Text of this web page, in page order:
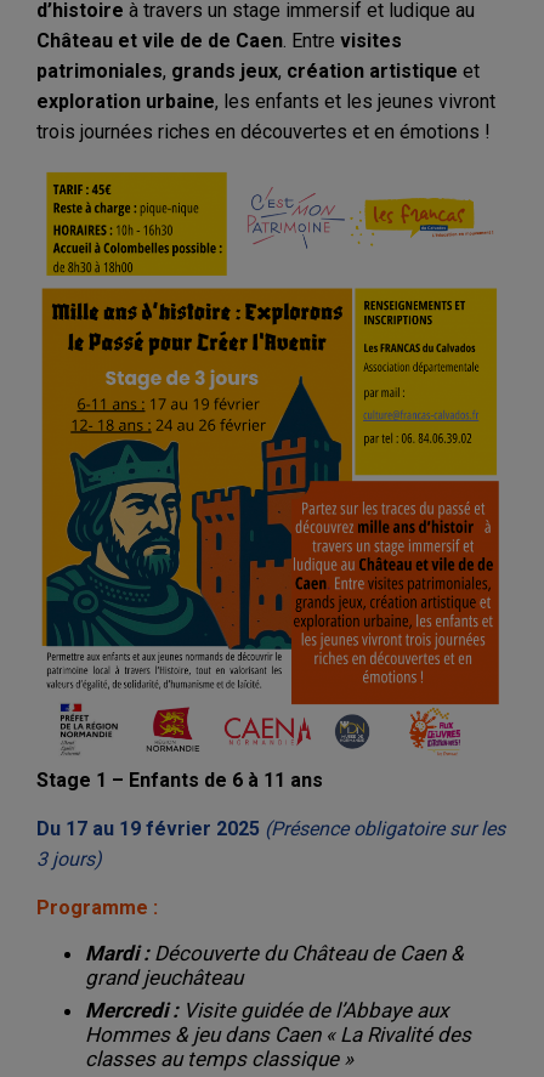
d’histoire à travers un stage immersif et ludique au
Château et vile de de Caen. Entre visites
patrimoniales, grands jeux, création artistique et
exploration urbaine, les enfants et les jeunes vivront
trois journées riches en découvertes et en émotions !
Stage 1 – Enfants de 6 à 11 ans
Du 17 au 19 février 2025 (Présence obligatoire sur les
3 jours)
Programme :
Mardi :Découverte du Château de Caen &
grand jeuchâteau
Mercredi :Visite guidée de l’Abbaye aux
Hommes & jeu dans Caen « La Rivalité des
classes au temps classique »